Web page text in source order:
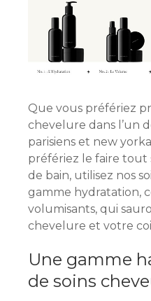
Que vous préfériez
chevelure dans l’un
parisiens et new
préfériez le faire tout
de bain, utilisez nos
gamme hydratation,
volumisants, qui
chevelure et votre
Une gamme
de soins